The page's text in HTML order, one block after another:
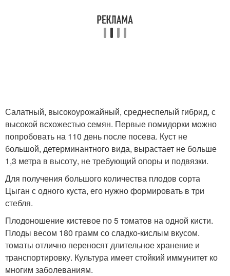
Салатный, высокоурожайный, среднеспелый гибрид, с
высокой всхожестью семян. Первые помидорки можно
попробовать на 110 день после посева. Куст не
большой, детерминантного вида, вырастает не больше
1,3 метра в высоту, не требующий опоры и подвязки.
Для получения большого количества плодов сорта
Цыган с одного куста, его нужно формировать в три
стебля.
Плодоношение кистевое по 5 томатов на одной кисти.
Плоды весом 180 грамм со сладко-кислым вкусом.
томаты отлично переносят длительное хранение и
транспортировку. Культура имеет стойкий иммунитет ко
многим заболеваниям.